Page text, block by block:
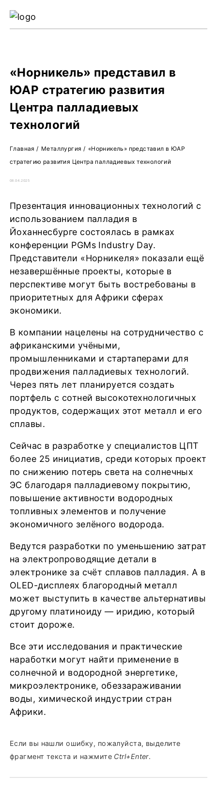
«Норникель» представил в
ЮАР стратегию развития
Центра палладиевых
технологий
Главная / Металлургия / «Норникель» представил в ЮАР
стратегию развития Центра палладиевых технологий
08.04.2025
Презентация инновационных технологий с
использованием палладия в
Йоханнесбурге состоялась в рамках
конференции PGMs Industry Day.
Представители «Норникеля» показали ещё
незавершённые проекты, которые в
перспективе могут быть востребованы в
приоритетных для Африки сферах
экономики.
В компании нацелены на сотрудничество с
африканскими учёными,
промышленниками и стартаперами для
продвижения палладиевых технологий.
Через пять лет планируется создать
портфель с сотней высокотехнологичных
продуктов, содержащих этот металл и его
сплавы.
Сейчас в разработке у специалистов ЦПТ
более 25 инициатив, среди которых проект
по снижению потерь света на солнечных
ЭС благодаря палладиевому покрытию,
повышение активности водородных
топливных элементов и получение
экономичного зелёного водорода.
Ведутся разработки по уменьшению затрат
на электропроводящие детали в
электронике за счёт сплавов палладия. А в
OLED-дисплеях благородный металл
может выступить в качестве альтернативы
другому платиноиду — иридию, который
стоит дороже.
Все эти исследования и практические
наработки могут найти применение в
солнечной и водородной энергетике,
микроэлектронике, обеззараживании
воды, химической индустрии стран
Африки.
Если вы нашли ошибку, пожалуйста, выделите
фрагмент текста и нажмите Ctrl+Enter.